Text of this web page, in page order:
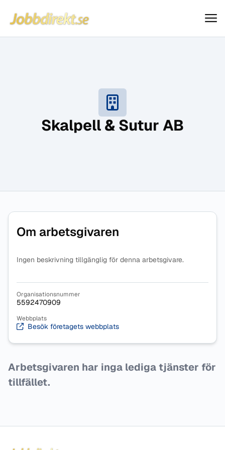
Hoppa till innehåll
Jobbdirekt
Skalpell & Sutur AB
Om arbetsgivaren
Ingen beskrivning tillgänglig för denna arbetsgivare.
Organisationsnummer
5592470909
Webbplats
Besök företagets webbplats
Arbetsgivaren har inga lediga tjänster för
tillfället.